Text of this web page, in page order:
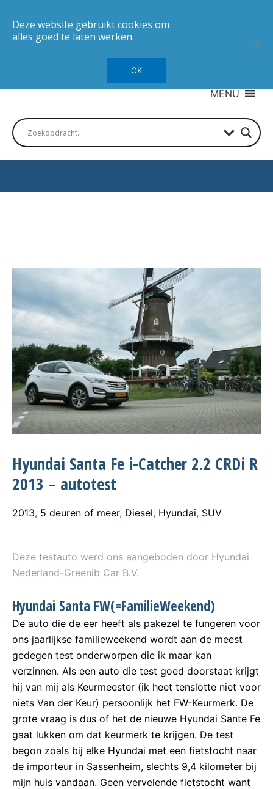
MENU
Hyundai Santa Fe i-Catcher 2.2 CRDi R
2013 – autotest
2013, 5 deuren of meer, Diesel, Hyundai, SUV
Deze testauto werd ons aangeboden door Hyundai
Nederland-Greenib Car B.V.
Hyundai Santa FW(=FamilieWeekend)
De auto die de eer heeft als pakezel te fungeren voor
ons jaarlijkse familieweekend wordt aan de meest
gedegen test onderworpen die ik maar kan
verzinnen. Als een auto die test goed doorstaat krijgt
hij van mij als Keurmeester (ik heet tenslotte niet voor
niets Van der Keur) persoonlijk het FW-Keurmerk. De
grote vraag is dus of het de nieuwe Hyundai Sante Fe
gaat lukken om dat keurmerk te krijgen. De test
begon zoals bij elke Hyundai met een fietstocht naar
de importeur in Sassenheim, slechts 9,4 kilometer bij
mijn huis vandaan. Geen vervelende fietstocht want
Deze website gebruikt cookies om
alles goed te laten werken.
OK